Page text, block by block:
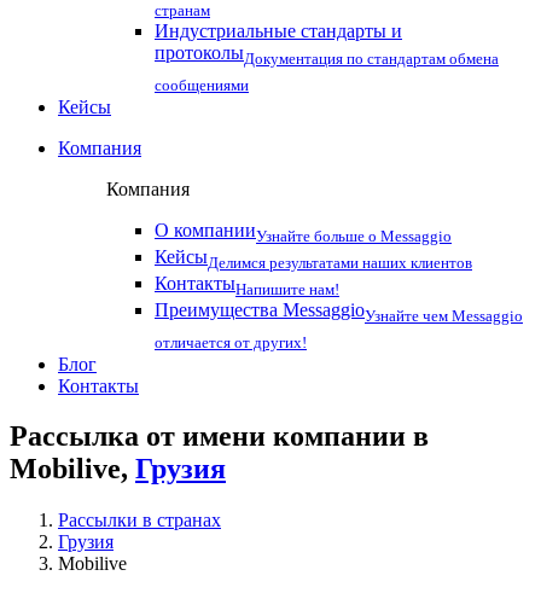
странам
Индустриальные стандарты и
протоколыДокументация по стандартам обмена
сообщениями
Кейсы
Компания
Компания
О компанииУзнайте больше о Messaggio
КейсыДелимся результатами наших клиентов
КонтактыНапишите нам!
Преимущества MessaggioУзнайте чем Messaggio
отличается от других!
Блог
Контакты
Рассылка от имени компании в
Mobilive, Грузия
Рассылки в странах
Грузия
Mobilive